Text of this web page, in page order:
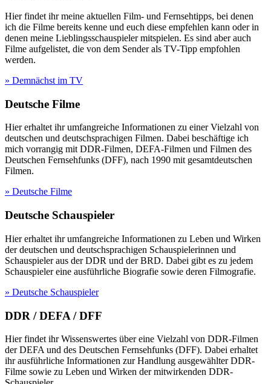
Hier findet ihr meine aktuellen Film- und Fernsehtipps, bei denen
ich die Filme bereits kenne und euch diese empfehlen kann oder in
denen meine Lieblingsschauspieler mitspielen. Es sind aber auch
Filme aufgelistet, die von dem Sender als TV-Tipp empfohlen
werden.
» Demnächst im TV
Deutsche Filme
Hier erhaltet ihr umfangreiche Informationen zu einer Vielzahl von
deutschen und deutschsprachigen Filmen. Dabei beschäftige ich
mich vorrangig mit DDR-Filmen, DEFA-Filmen und Filmen des
Deutschen Fernsehfunks (DFF), nach 1990 mit gesamtdeutschen
Filmen.
» Deutsche Filme
Deutsche Schauspieler
Hier erhaltet ihr umfangreiche Informationen zu Leben und Wirken
der deutschen und deutschsprachigen Schauspielerinnen und
Schauspieler aus der DDR und der BRD. Dabei gibt es zu jedem
Schauspieler eine ausführliche Biografie sowie deren Filmografie.
» Deutsche Schauspieler
DDR / DEFA / DFF
Hier findet ihr Wissenswertes über eine Vielzahl von DDR-Filmen
der DEFA und des Deutschen Fernsehfunks (DFF). Dabei erhaltet
ihr ausführliche Informationen zur Handlung ausgewählter DDR-
Filme sowie zu Leben und Wirken der mitwirkenden DDR-